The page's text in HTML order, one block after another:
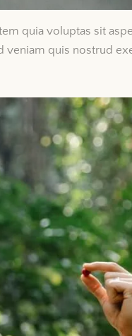
quia voluptas sit
veniam quis nostrud